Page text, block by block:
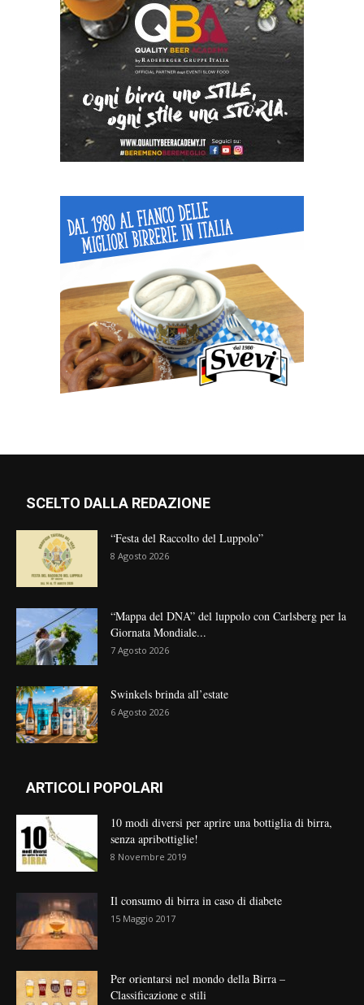
SCELTO DALLA REDAZIONE
“Festa del Raccolto del Luppolo”
8 Agosto 2026
“Mappa del DNA” del luppolo con Carlsberg per la
Giornata Mondiale...
7 Agosto 2026
Swinkels brinda all’estate
6 Agosto 2026
ARTICOLI POPOLARI
10 modi diversi per aprire una bottiglia di birra,
senza apribottiglie!
8 Novembre 2019
Il consumo di birra in caso di diabete
15 Maggio 2017
Per orientarsi nel mondo della Birra –
Classificazione e stili